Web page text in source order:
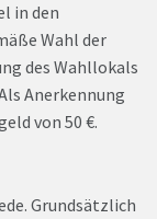
in den
Wahl der
des Wahllokals
Anerkennung
von 50 €.
Grundsätzlich